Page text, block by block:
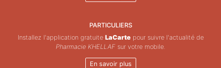
PARTICULIERS
Installez l'application gratuite LaCartepour suivre l'actualité de
Pharmacie KHELLAF sur votre mobile.
En savoir plus